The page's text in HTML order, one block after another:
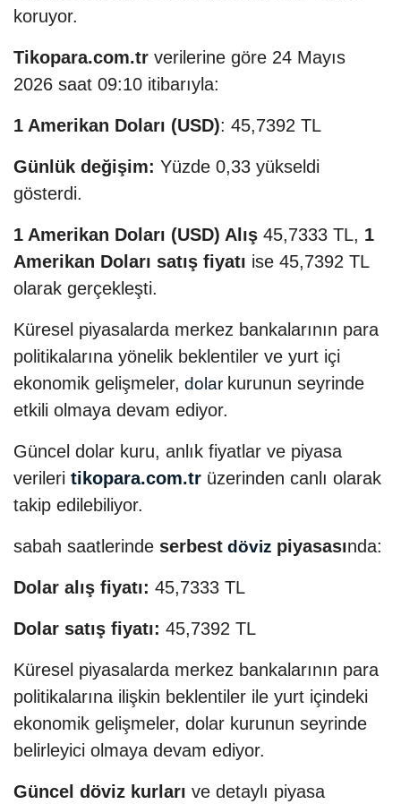
koruyor.
Tikopara.com.tr verilerine göre 24 Mayıs
2026 saat 09:10 itibarıyla:
1 Amerikan Doları (USD): 45,7392 TL
Günlük değişim: Yüzde 0,33 yükseldi
gösterdi.
1 Amerikan Doları (USD) Alış 45,7333 TL, 1
Amerikan Doları satış fiyatı ise 45,7392 TL
olarak gerçekleşti.
Küresel piyasalarda merkez bankalarının para
politikalarına yönelik beklentiler ve yurt içi
ekonomik gelişmeler, dolar kurunun seyrinde
etkili olmaya devam ediyor.
Güncel dolar kuru, anlık fiyatlar ve piyasa
verileri tikopara.com.tr üzerinden canlı olarak
takip edilebiliyor.
sabah saatlerinde serbest döviz piyasasında:
Dolar alış fiyatı: 45,7333 TL
Dolar satış fiyatı: 45,7392 TL
Küresel piyasalarda merkez bankalarının para
politikalarına ilişkin beklentiler ile yurt içindeki
ekonomik gelişmeler, dolar kurunun seyrinde
belirleyici olmaya devam ediyor.
Güncel döviz kurları ve detaylı piyasa